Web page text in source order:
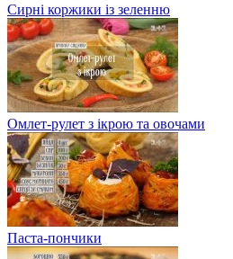
Сирні коржики із зеленню
Омлет-рулет з ікрою та овочами
Паста-пончики